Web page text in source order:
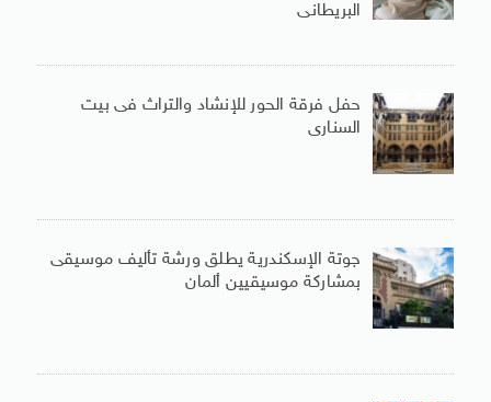
البريطانى
حفل فرقة الحور للإنشاد والتراث فى بيت
السنارى
جوتة الإسكندرية يطلق ورشة تأليف موسيقى
بمشاركة موسيقيين ألمان